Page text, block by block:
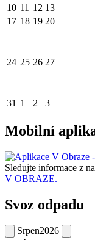
10 11 12 13
17 18 19 20
24 25 26 27
31 1 2 3
Mobilní
Sledujte informace z
V OBRAZE.
Svoz odpadu
Srpen2026